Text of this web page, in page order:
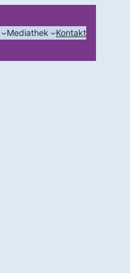
Mediathek Kontakt